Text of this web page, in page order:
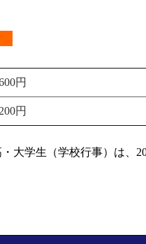
円
200円
大学生（学校行事）は、